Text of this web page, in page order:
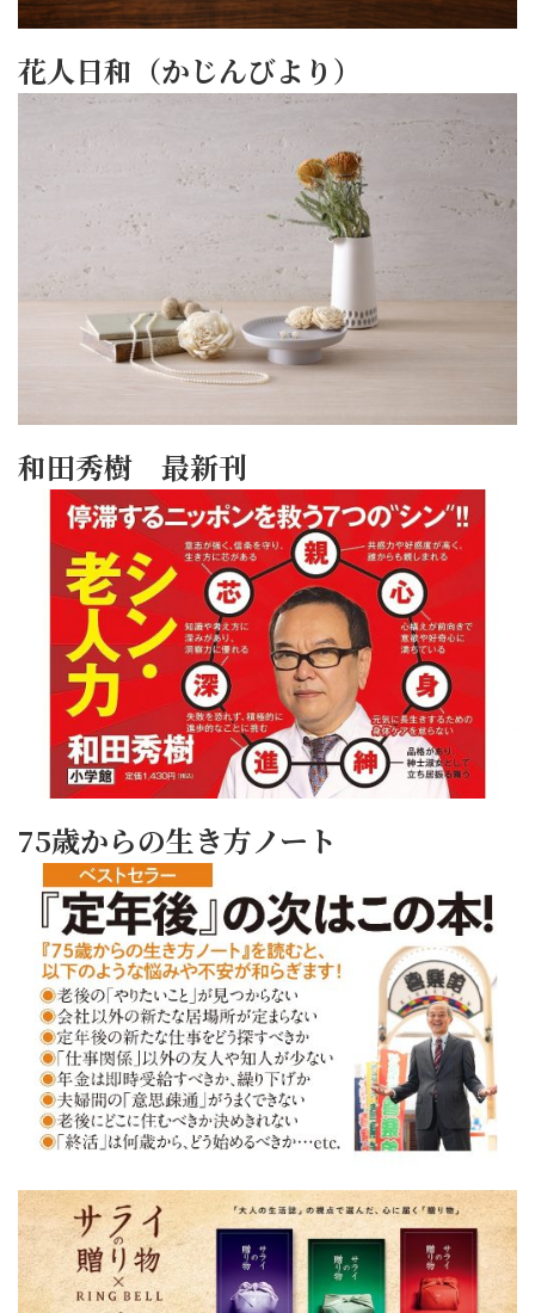
花人日和（かじんびより）
和田秀樹 最新刊
75歳からの生き方ノート